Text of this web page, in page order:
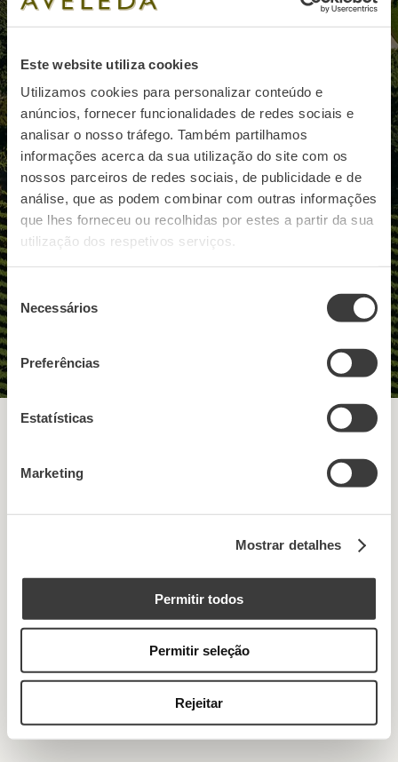
Este website utiliza cookies
Utilizamos cookies para personalizar conteúdo e
anúncios, fornecer funcionalidades de redes sociais e
analisar o nosso tráfego. Também partilhamos
informações acerca da sua utilização do site com os
nossos parceiros de redes sociais, de publicidade e de
análise, que as podem combinar com outras informações
que lhes forneceu ou recolhidas por estes a partir da sua
utilização dos respetivos serviços.
Seleção
de
consentimento
Necessários
Preferências
Estatísticas
Marketing
Mostrar detalhes
Permitir todos
Permitir seleção
Rejeitar
Restez informé
Enotourisme
Art & Vin
Contacts